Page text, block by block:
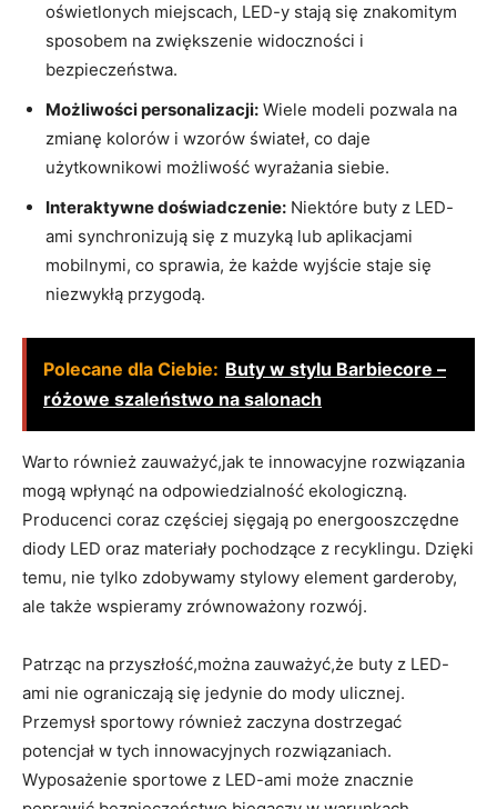
oświetlonych miejscach, LED-y stają się znakomitym
sposobem na zwiększenie widoczności i
bezpieczeństwa.
Możliwości personalizacji: Wiele modeli pozwala na
zmianę kolorów i wzorów świateł, co daje
użytkownikowi możliwość wyrażania siebie.
Interaktywne doświadczenie: Niektóre buty z LED-
ami synchronizują się z muzyką lub aplikacjami
mobilnymi, co sprawia, że każde wyjście staje się
niezwykłą przygodą.
Polecane dla Ciebie: Buty w stylu Barbiecore –
różowe szaleństwo na salonach
Warto również zauważyć,jak te innowacyjne rozwiązania
mogą wpłynąć na odpowiedzialność ekologiczną.
Producenci coraz częściej sięgają po energooszczędne
diody LED oraz materiały pochodzące z recyklingu. Dzięki
temu, nie tylko zdobywamy stylowy element garderoby,
ale także wspieramy zrównoważony rozwój.
Patrząc na przyszłość,można zauważyć,że buty z LED-
ami nie ograniczają się jedynie do mody ulicznej.
Przemysł sportowy również zaczyna dostrzegać
potencjał w tych innowacyjnych rozwiązaniach.
Wyposażenie sportowe z LED-ami może znacznie